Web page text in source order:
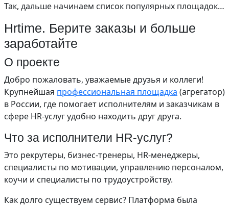
Так, дальше начинаем список популярных площадок…
Hrtime. Берите заказы и больше
заработайте
О проекте
Добро пожаловать, уважаемые друзья и коллеги!
Крупнейшая профессиональная площадка (агрегатор)
в России, где помогает исполнителям и заказчикам в
сфере HR-услуг удобно находить друг друга.
Что за исполнители HR-услуг?
Это рекрутеры, бизнес-тренеры, HR-менеджеры,
специалисты по мотивации, управлению персоналом,
коучи и специалисты по трудоустройству.
Как долго существуем сервис? Платформа была